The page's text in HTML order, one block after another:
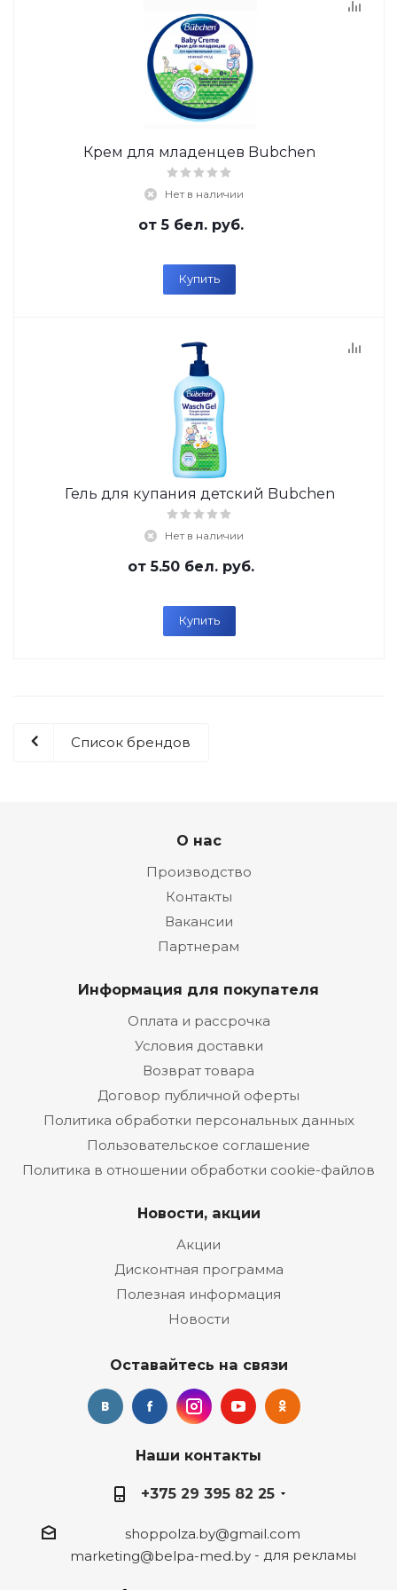
Крем для младенцев Bubchen
Нет в наличии
от5 бел. руб.
Купить
Гель для купания детский Bubchen
Нет в наличии
от5.50 бел. руб.
Купить
Список брендов
О нас
Производство
Контакты
Вакансии
Партнерам
Информация для покупателя
Оплата и рассрочка
Условия доставки
Возврат товара
Договор публичной оферты
Политика обработки персональных данных
Пользовательское соглашение
Политика в отношении обработки cookie-файлов
Новости, акции
Акции
Дисконтная программа
Полезная информация
Новости
Оставайтесь на связи
Наши контакты
+375 29 395 82 25
shoppolza.by@gmail.com
marketing@belpa-med.by- для рекламы